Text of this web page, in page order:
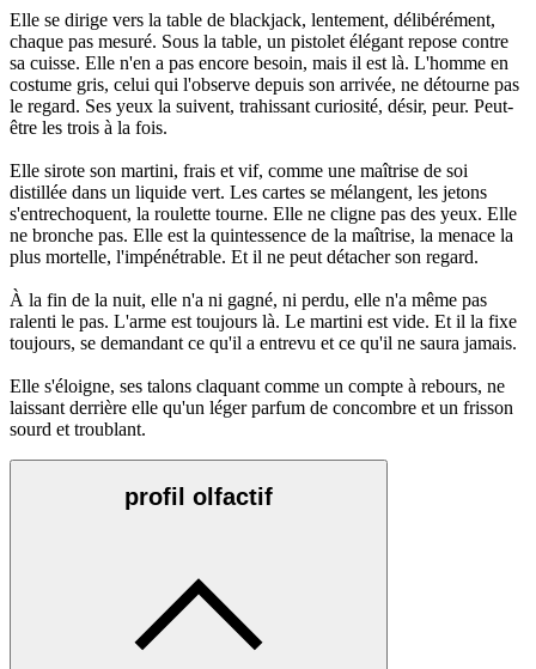
Elle se dirige vers la table de blackjack, lentement, délibérément,
chaque pas mesuré. Sous la table, un pistolet élégant repose contre
sa cuisse. Elle n'en a pas encore besoin, mais il est là. L'homme en
costume gris, celui qui l'observe depuis son arrivée, ne détourne pas
le regard. Ses yeux la suivent, trahissant curiosité, désir, peur. Peut-
être les trois à la fois.
Elle sirote son martini, frais et vif, comme une maîtrise de soi
distillée dans un liquide vert. Les cartes se mélangent, les jetons
s'entrechoquent, la roulette tourne. Elle ne cligne pas des yeux. Elle
ne bronche pas. Elle est la quintessence de la maîtrise, la menace la
plus mortelle, l'impénétrable. Et il ne peut détacher son regard.
À la fin de la nuit, elle n'a ni gagné, ni perdu, elle n'a même pas
ralenti le pas. L'arme est toujours là. Le martini est vide. Et il la fixe
toujours, se demandant ce qu'il a entrevu et ce qu'il ne saura jamais.
Elle s'éloigne, ses talons claquant comme un compte à rebours, ne
laissant derrière elle qu'un léger parfum de concombre et un frisson
sourd et troublant.
profil olfactif